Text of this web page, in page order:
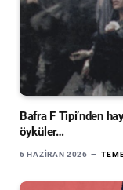
Bafra F Tipi’nden
öyküler…
6 HAZIRAN 2026